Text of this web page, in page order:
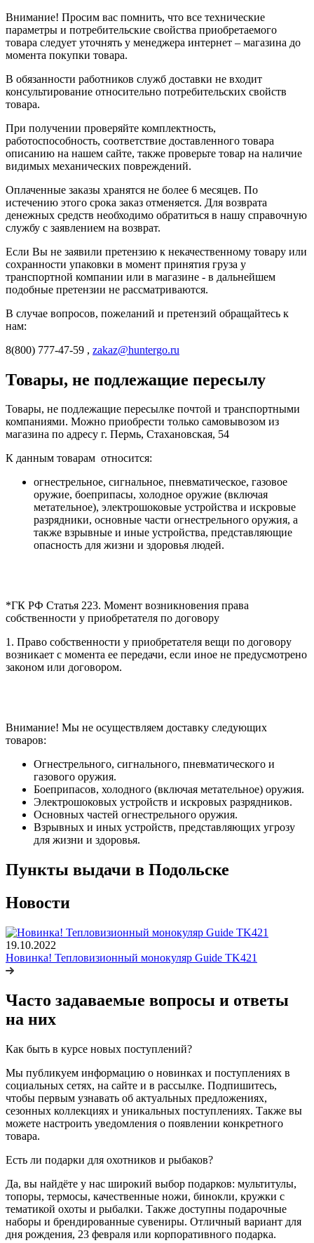
Внимание! Просим вас помнить, что все технические
параметры и потребительские свойства приобретаемого
товара следует уточнять у менеджера интернет – магазина до
момента покупки товара.
В обязанности работников служб доставки не входит
консультирование относительно потребительских свойств
товара.
При получении проверяйте комплектность,
работоспособность, соответствие доставленного товара
описанию на нашем сайте, также проверьте товар на наличие
видимых механических повреждений.
Оплаченные заказы хранятся не более 6 месяцев. По
истечению этого срока заказ отменяется. Для возврата
денежных средств необходимо обратиться в нашу справочную
службу с заявлением на возврат.
Если Вы не заявили претензию к некачественному товару или
сохранности упаковки в момент принятия груза у
транспортной компании или в магазине - в дальнейшем
подобные претензии не рассматриваются.
В случае вопросов, пожеланий и претензий обращайтесь к
нам:
8(800) 777-47-59 , zakaz@huntergo.ru
Товары, не подлежащие пересылу
Товары, не подлежащие пересылке почтой и транспортными
компаниями. Можно приобрести только самовывозом из
магазина по адресу г. Пермь, Стахановская, 54
К данным товарам относится:
огнестрельное, сигнальное, пневматическое, газовое
оружие, боеприпасы, холодное оружие (включая
метательное), электрошоковые устройства и искровые
разрядники, основные части огнестрельного оружия, а
также взрывные и иные устройства, представляющие
опасность для жизни и здоровья людей.
*ГК РФ Статья 223. Момент возникновения права
собственности у приобретателя по договору
1. Право собственности у приобретателя вещи по договору
возникает с момента ее передачи, если иное не предусмотрено
законом или договором.
Внимание! Мы не осуществляем доставку следующих
товаров:
Огнестрельного, сигнального, пневматического и
газового оружия.
Боеприпасов, холодного (включая метательное) оружия.
Электрошоковых устройств и искровых разрядников.
Основных частей огнестрельного оружия.
Взрывных и иных устройств, представляющих угрозу
для жизни и здоровья.
Пункты выдачи в Подольске
Новости
19.10.2022
Новинка! Тепловизионный монокуляр Guide TK421
Часто задаваемые вопросы и ответы
на них
Как быть в курсе новых поступлений?
Мы публикуем информацию о новинках и поступлениях в
социальных сетях, на сайте и в рассылке. Подпишитесь,
чтобы первым узнавать об актуальных предложениях,
сезонных коллекциях и уникальных поступлениях. Также вы
можете настроить уведомления о появлении конкретного
товара.
Есть ли подарки для охотников и рыбаков?
Да, вы найдёте у нас широкий выбор подарков: мультитулы,
топоры, термосы, качественные ножи, бинокли, кружки с
тематикой охоты и рыбалки. Также доступны подарочные
наборы и брендированные сувениры. Отличный вариант для
дня рождения, 23 февраля или корпоративного подарка.